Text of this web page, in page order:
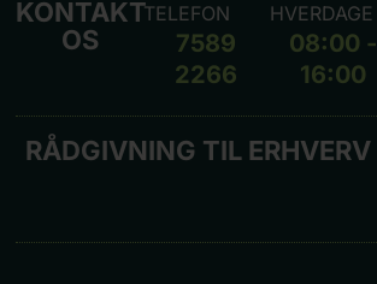
KONTAKT
OS
TELEFON
7589
2266
HVERDAGE
08:00 -
16:00
RÅDGIVNING TIL ERHVERV